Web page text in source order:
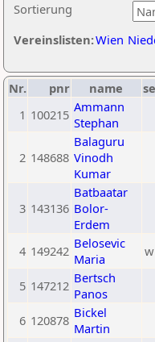
Sortierung
Vereinslisten:Wien
Nr. pnr name
1 100215 Ammann
Stephan
2 148688
Balaguru
Vinodh
Kumar
3 143136
Batbaatar
Bolor-
Erdem
4 149242 Belosevic
Maria
w
5 147212 Bertsch
Panos
6 120878 Bickel
Martin